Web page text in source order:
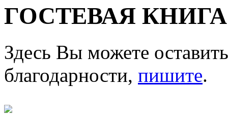
ГОСТЕВАЯ КНИГА
Здесь Вы можете
благодарности, пишите.